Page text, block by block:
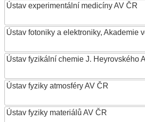
Ústav experimentální medicíny AV ČR
Ústav fotoniky a elektroniky, Akademie
Ústav fyzikální chemie J. Heyrovského
Ústav fyziky atmosféry AV ČR
Ústav fyziky materiálů AV ČR